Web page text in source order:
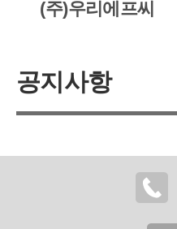
(주)우리에프씨
공지사항